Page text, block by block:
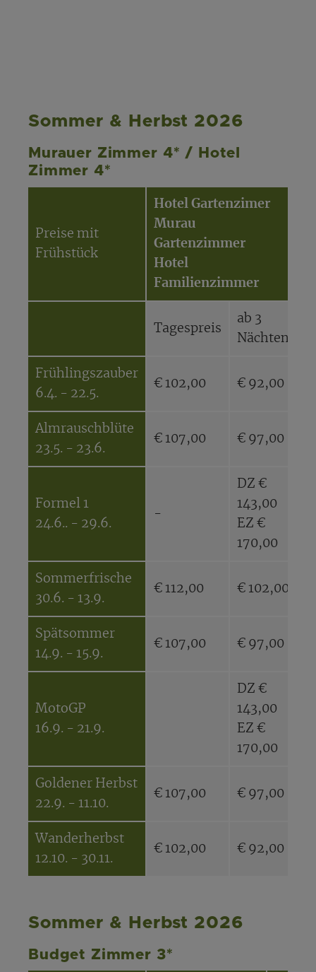
Sommer & Herbst 2026
Murauer Zimmer 4* / Hotel
Zimmer 4*
Preise mit
Frühstück
Hotel Gartenzimer
Murau
Gartenzimmer
Hotel
Familienzimmer
Tagespreis
ab 3
Nächten
Frühlingszauber
6.4. - 22.5.
€ 102,00 € 92,00
Almrauschblüte
23.5. - 23.6.
€ 107,00 € 97,00
Formel 1
24.6.. - 29.6.
-
DZ €
143,00
EZ €
170,00
Sommerfrische
30.6. - 13.9.
€ 112,00 € 102,00
Spätsommer
14.9. - 15.9.
€ 107,00 € 97,00
MotoGP
16.9. - 21.9.
DZ €
143,00
EZ €
170,00
Goldener Herbst
22.9. - 11.10.
€ 107,00 € 97,00
Wanderherbst
12.10. - 30.11.
€ 102,00 € 92,00
Sommer & Herbst 2026
Budget Zimmer 3*